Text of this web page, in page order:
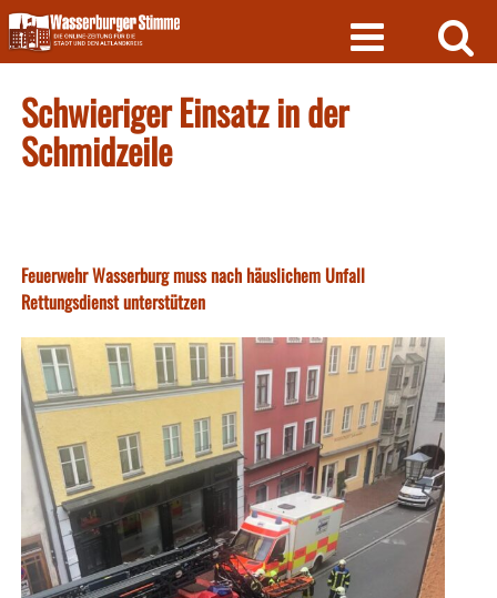
Skip
to
content
Schwieriger Einsatz in der
Schmidzeile
Feuerwehr Wasserburg muss nach häuslichem Unfall
Rettungsdienst unterstützen